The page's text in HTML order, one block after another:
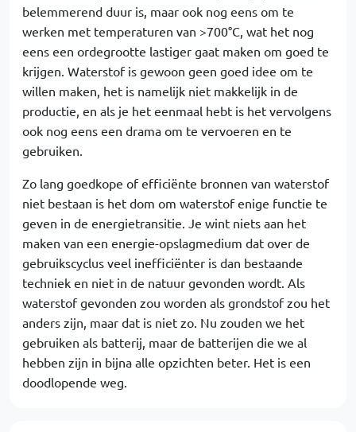
belemmerend duur is, maar ook nog eens om te
werken met temperaturen van >700°C, wat het nog
eens een ordegrootte lastiger gaat maken om goed te
krijgen. Waterstof is gewoon geen goed idee om te
willen maken, het is namelijk niet makkelijk in de
productie, en als je het eenmaal hebt is het vervolgens
ook nog eens een drama om te vervoeren en te
gebruiken.
Zo lang goedkope of efficiënte bronnen van waterstof
niet bestaan is het dom om waterstof enige functie te
geven in de energietransitie. Je wint niets aan het
maken van een energie-opslagmedium dat over de
gebruikscyclus veel inefficiënter is dan bestaande
techniek en niet in de natuur gevonden wordt. Als
waterstof gevonden zou worden als grondstof zou het
anders zijn, maar dat is niet zo. Nu zouden we het
gebruiken als batterij, maar de batterijen die we al
hebben zijn in bijna alle opzichten beter. Het is een
doodlopende weg.